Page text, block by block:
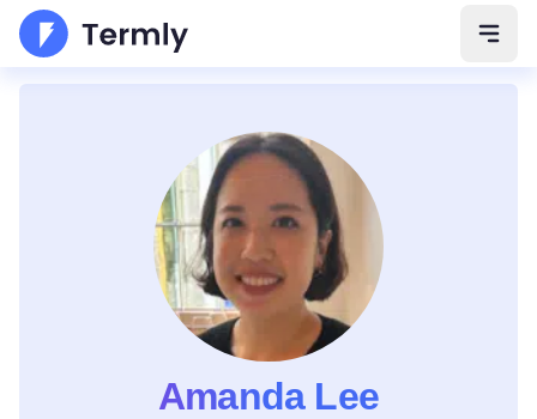
Abrir
Amanda Lee